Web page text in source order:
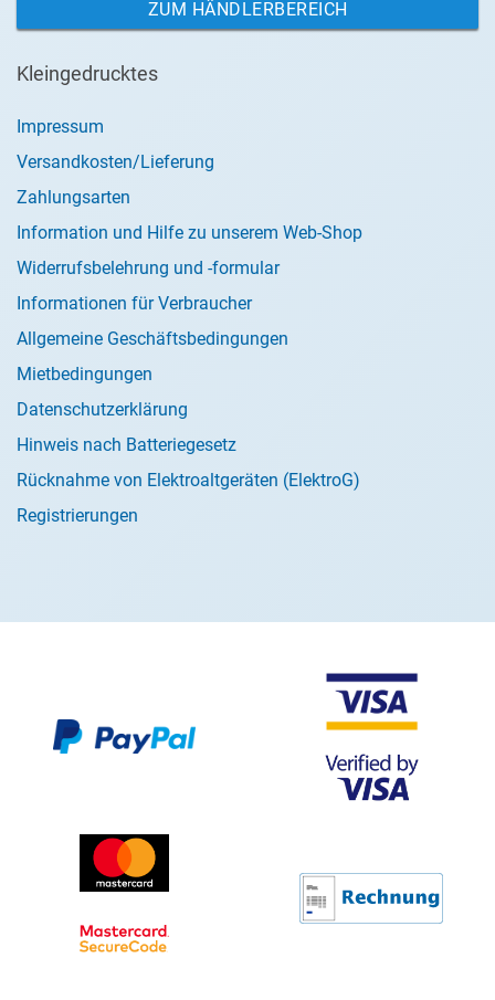
ZUM HÄNDLERBEREICH
Kleingedrucktes
Impressum
Versandkosten/Lieferung
Zahlungsarten
Information und Hilfe zu unserem Web-Shop
Widerrufsbelehrung und -formular
Informationen für Verbraucher
Allgemeine Geschäftsbedingungen
Mietbedingungen
Datenschutzerklärung
Hinweis nach Batteriegesetz
Rücknahme von Elektroaltgeräten (ElektroG)
Registrierungen